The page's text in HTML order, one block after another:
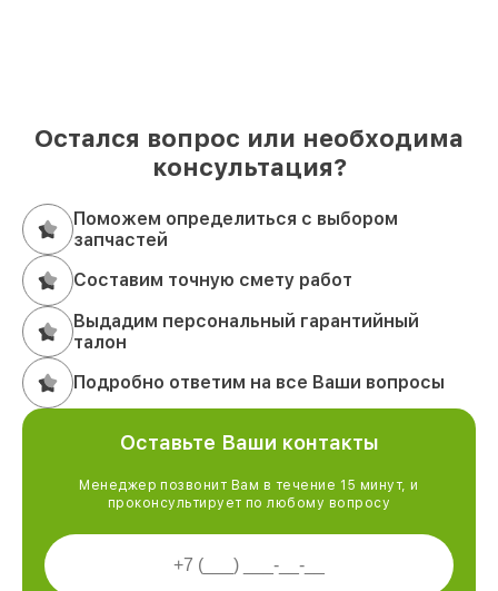
Остался вопрос или необходима
консультация?
Поможем определиться с выбором
запчастей
Составим точную смету работ
Выдадим персональный гарантийный
талон
Подробно ответим на все Ваши вопросы
Оставьте Ваши контакты
Менеджер позвонит Вам в течение 15 минут, и
проконсультирует по любому вопросу